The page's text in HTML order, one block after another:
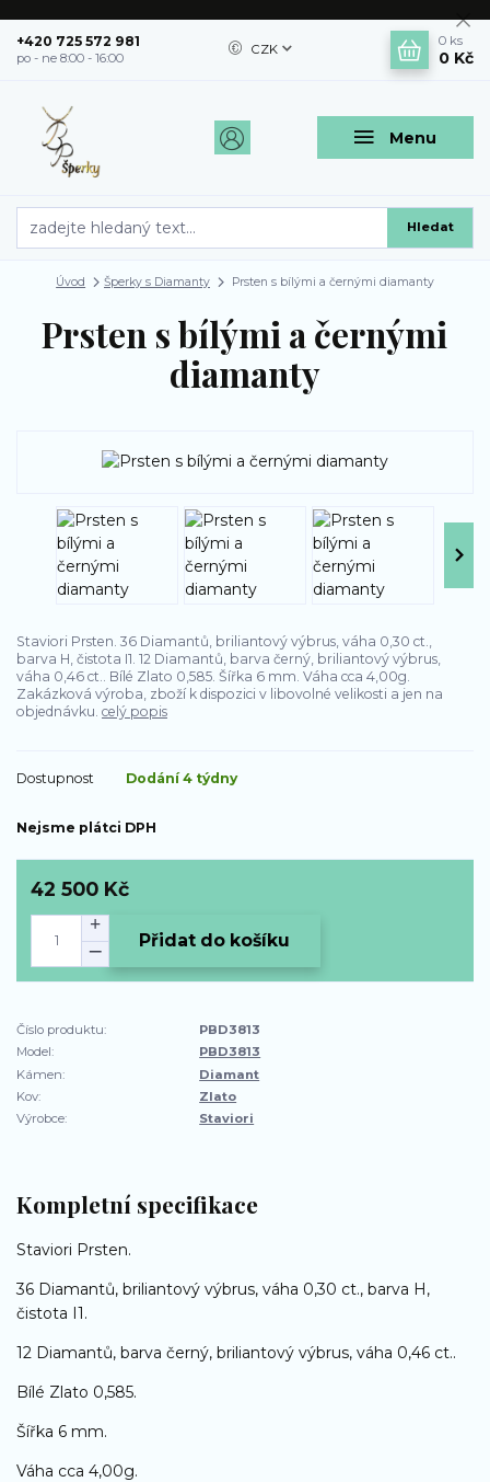
Menu
CZK
Hledat
+420 725 572 981
po - ne 8:00 - 16:00
0 ks
0 Kč
Úvod Šperky s Diamanty Prsten s bílými a černými diamanty
Prsten s bílými a černými
diamanty
Staviori Prsten. 36 Diamantů, briliantový výbrus, váha 0,30 ct.,
barva H, čistota I1. 12 Diamantů, barva černý, briliantový výbrus,
váha 0,46 ct.. Bílé Zlato 0,585. Šířka 6 mm. Váha cca 4,00g.
Zakázková výroba, zboží k dispozici v libovolné velikosti a jen na
objednávku. celý popis
Dostupnost Dodání 4 týdny
Nejsme plátci DPH
42 500 Kč
Přidat do košíku
Číslo produktu:
PBD3813
Model:
PBD3813
Kámen:
Diamant
Kov:
Zlato
Výrobce:
Staviori
Kompletní specifikace
Staviori Prsten.
36 Diamantů, briliantový výbrus, váha 0,30 ct., barva H,
čistota I1.
12 Diamantů, barva černý, briliantový výbrus, váha 0,46 ct..
Bílé Zlato 0,585.
Šířka 6 mm.
Váha cca 4,00g.